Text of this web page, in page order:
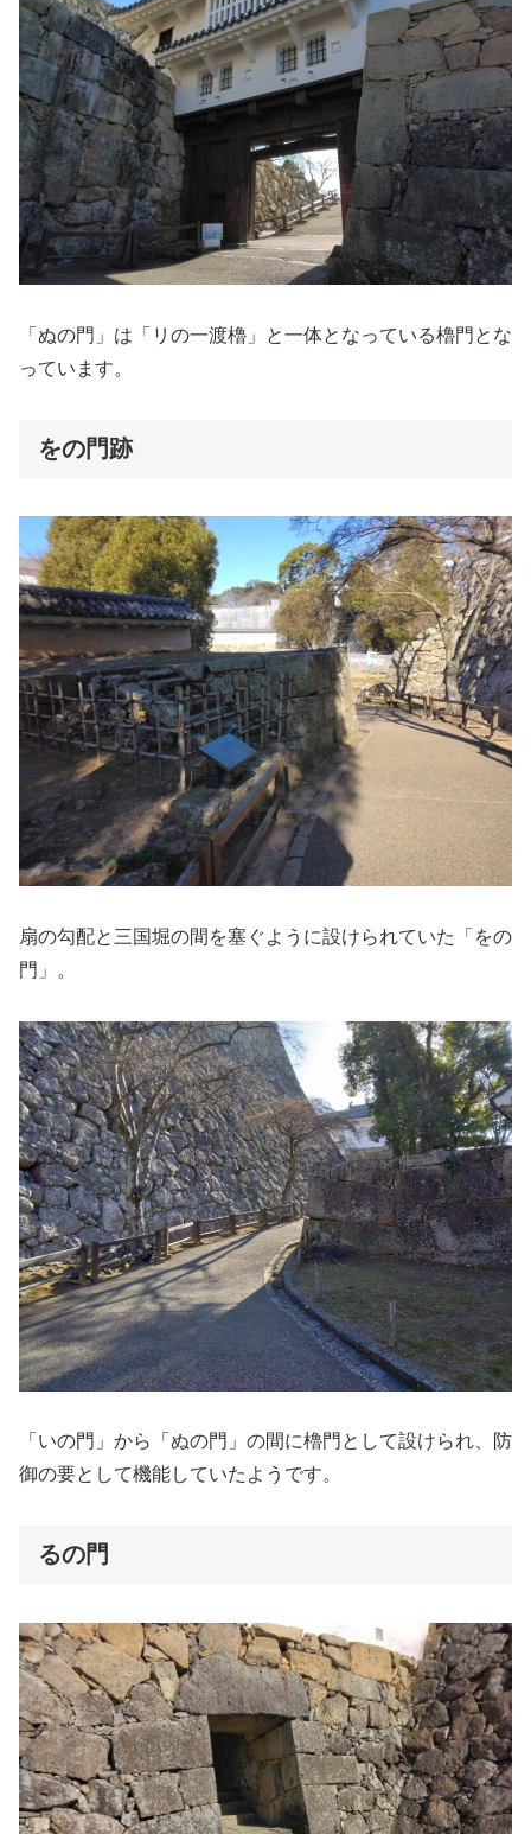
「ぬの門」は「リの一渡櫓」と一体となっている櫓門とな
っています。
をの門跡
扇の勾配と三国堀の間を塞ぐように設けられていた「をの
門」。
「いの門」から「ぬの門」の間に櫓門として設けられ、防
御の要として機能していたようです。
るの門